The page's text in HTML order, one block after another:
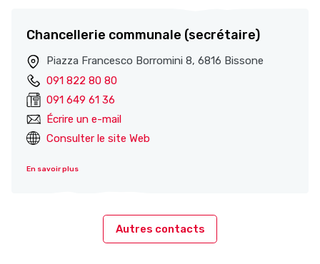
Chancellerie communale (secrétaire)
Piazza Francesco Borromini 8, 6816 Bissone
091 822 80 80
091 649 61 36
Écrire un e-mail
Consulter le site Web
En savoir plus
Autres contacts